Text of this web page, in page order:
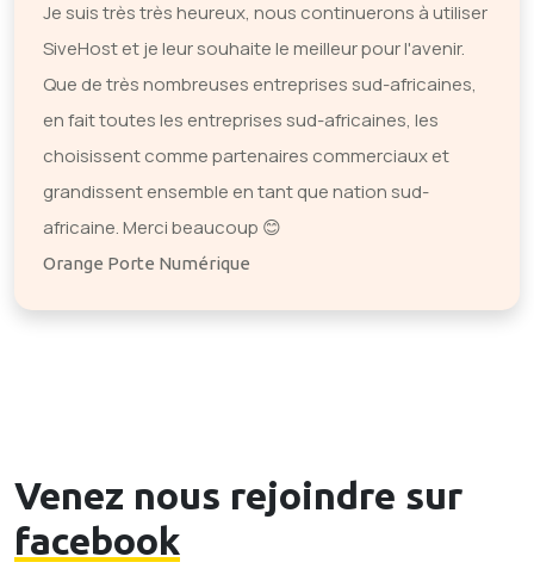
Je suis très très heureux, nous continuerons à utiliser
SiveHost et je leur souhaite le meilleur pour l'avenir.
Que de très nombreuses entreprises sud-africaines,
en fait toutes les entreprises sud-africaines, les
choisissent comme partenaires commerciaux et
grandissent ensemble en tant que nation sud-
africaine. Merci beaucoup 😊
Orange Porte Numérique
Venez nous rejoindre sur
facebook